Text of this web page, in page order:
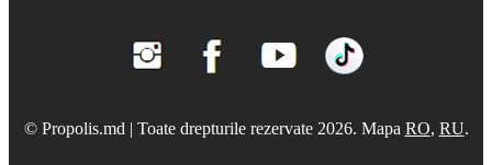
© Propolis.md | Toate drepturile rezervate 2026. Mapa RO, RU.